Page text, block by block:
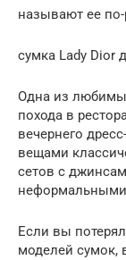
называют ее по-
сумка Lady Dior
Одна из
похода в
вечернего
вещами
сетов с
неформальными
Если вы
моделей сумок,